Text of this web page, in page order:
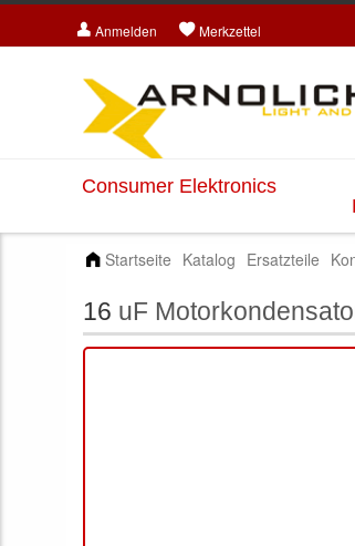
Anmelden Merkzettel
Consumer Elektronics
Startseite Katalog Ersatzteile
16 uF